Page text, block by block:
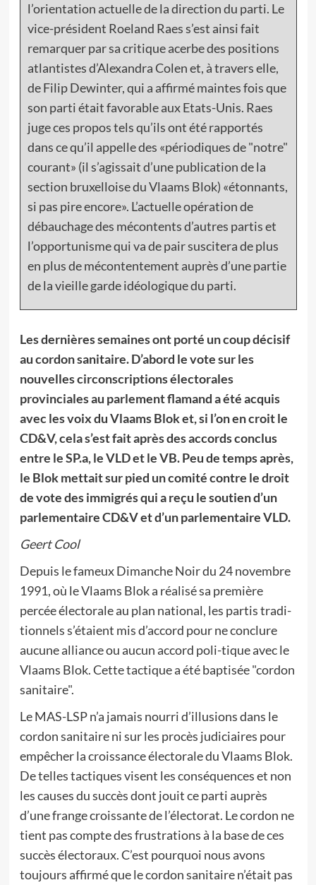
l’orientation actuelle de la direction du parti. Le
vice-président Roeland Raes s’est ainsi fait
remarquer par sa critique acerbe des positions
atlantistes d’Alexandra Colen et, à travers elle,
de Filip Dewinter, qui a affirmé maintes fois que
son parti était favorable aux Etats-Unis. Raes
juge ces propos tels qu’ils ont été rapportés
dans ce qu’il appelle des «périodiques de "notre"
courant» (il s’agissait d’une publication de la
section bruxelloise du Vlaams Blok) «étonnants,
si pas pire encore». L’actuelle opération de
débauchage des mécontents d’autres partis et
l’opportunisme qui va de pair suscitera de plus
en plus de mécontentement auprès d’une partie
de la vieille garde idéologique du parti.
Les dernières semaines ont porté un coup décisif
au cordon sanitaire. D’abord le vote sur les
nouvelles circonscriptions électorales
provinciales au parlement flamand a été acquis
avec les voix du Vlaams Blok et, si l’on en croit le
CD&V, cela s’est fait après des accords conclus
entre le SP.a, le VLD et le VB. Peu de temps après,
le Blok mettait sur pied un comité contre le droit
de vote des immigrés qui a reçu le soutien d’un
parlementaire CD&V et d’un parlementaire VLD.
Geert Cool
Depuis le fameux Dimanche Noir du 24 novembre
1991, où le Vlaams Blok a réalisé sa première
percée électorale au plan national, les partis tradi-
tionnels s’étaient mis d’accord pour ne conclure
aucune alliance ou aucun accord poli-tique avec le
Vlaams Blok. Cette tactique a été baptisée "cordon
sanitaire".
Le MAS-LSP n’a jamais nourri d’illusions dans le
cordon sanitaire ni sur les procès judiciaires pour
empêcher la croissance électorale du Vlaams Blok.
De telles tactiques visent les conséquences et non
les causes du succès dont jouit ce parti auprès
d’une frange croissante de l’électorat. Le cordon ne
tient pas compte des frustrations à la base de ces
succès électoraux. C’est pourquoi nous avons
toujours affirmé que le cordon sanitaire n’était pas